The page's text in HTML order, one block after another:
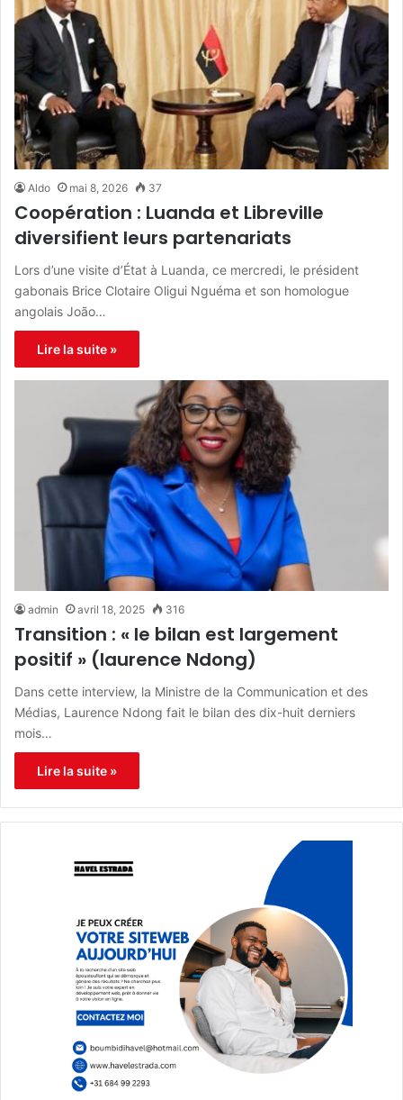
Aldo mai 8, 2026 37
Coopération : Luanda et Libreville
diversifient leurs partenariats
Lors d’une visite d’État à Luanda, ce mercredi, le président
gabonais Brice Clotaire Oligui Nguéma et son homologue
angolais João…
Lire la suite »
admin avril 18, 2025 316
Transition : « le bilan est largement
positif » (laurence Ndong)
Dans cette interview, la Ministre de la Communication et des
Médias, Laurence Ndong fait le bilan des dix-huit derniers
mois…
Lire la suite »